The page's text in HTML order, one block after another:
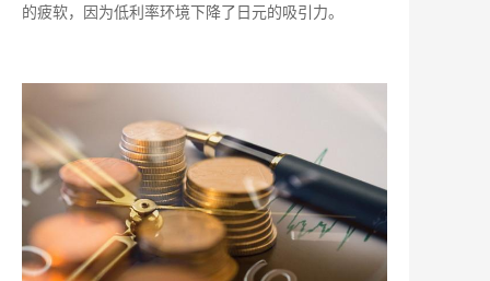
的疲软，因为低利率环境下降了日元的吸引力。